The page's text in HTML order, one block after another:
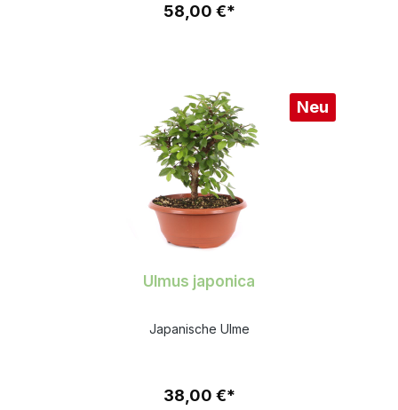
58,00 €*
Neu
Ulmus japonica
Japanische Ulme
38,00 €*